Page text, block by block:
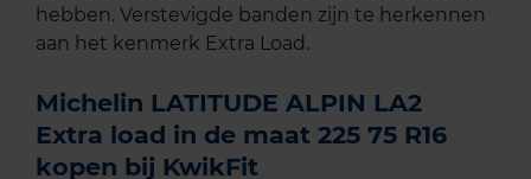
hebben. Verstevigde banden zijn te herkennen
aan het kenmerk Extra Load.
Michelin LATITUDE ALPIN LA2
Extra load in de maat 225 75 R16
kopen bij KwikFit